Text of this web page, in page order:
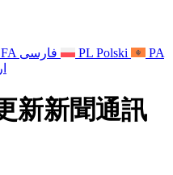
FA فارسی PL Polski
PA
新新聞通訊